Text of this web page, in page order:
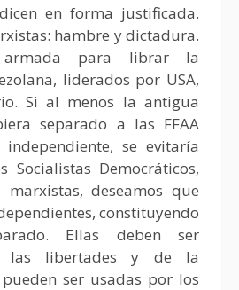
en forma justificada.
hambre y dictadura.
armada para librar la
liderados por USA,
Si al menos la antigua
separado a las FFAA
se evitaría
Socialistas Democráticos,
deseamos que
constituyendo
Ellas deben ser
las libertades y de la
ser usadas por los